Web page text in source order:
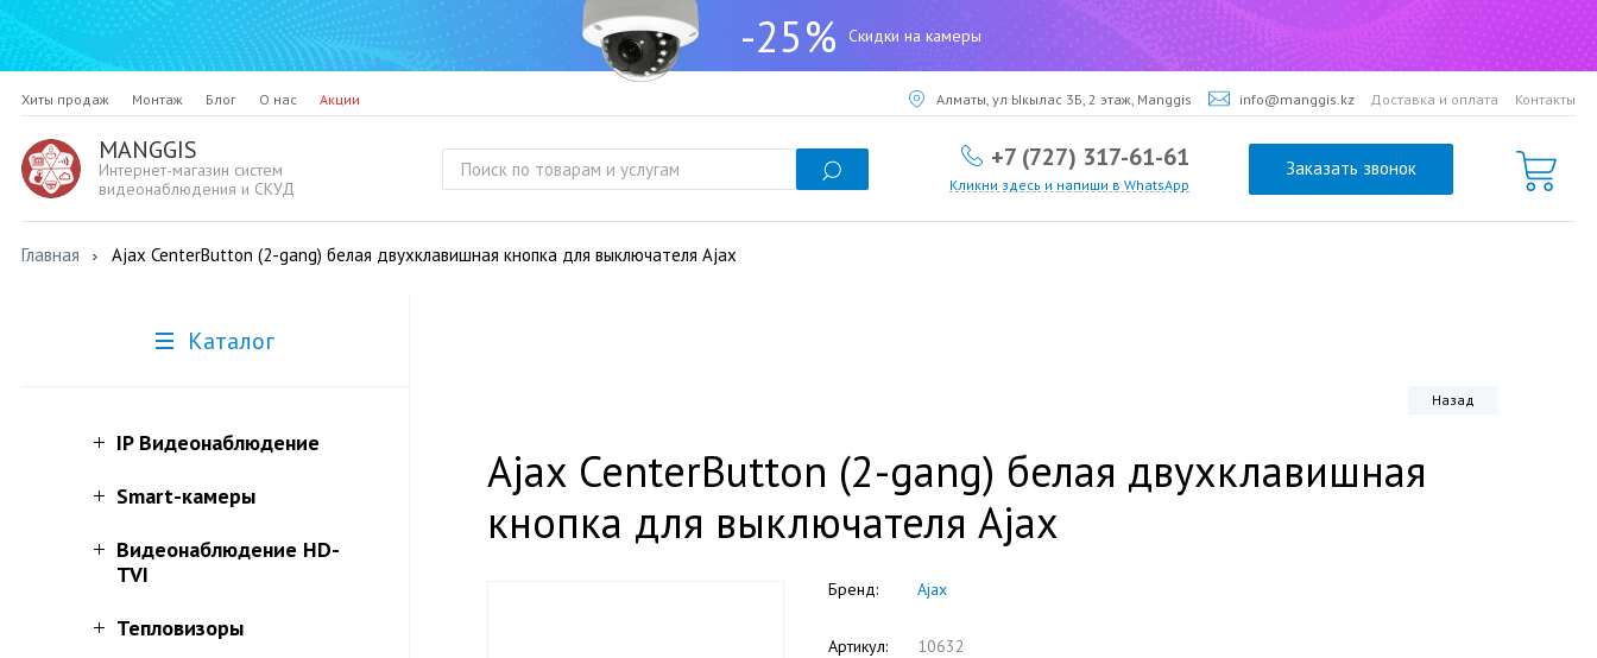
-25% Скидки на камеры
Хиты продаж Монтаж Блог О нас Акции Алматы, ул Ыкылас 3Б, 2 этаж, Manggis info@manggis.kz Доставка и оплата Контакты
MANGGIS
Интернет-магазин систем
видеонаблюдения и СКУД
+7 (727) 317-61-61
Кликни здесь и напиши в WhatsApp
Заказать звонок
Главная Ajax CenterButton (2-gang) белая двухклавишная кнопка для выключателя Ajax
Каталог
IP Видеонаблюдение
Smart-камеры
Видеонаблюдение HD-
TVI
Тепловизоры
Назад
Ajax CenterButton (2-gang) белая двухклавишная
кнопка для выключателя Ajax
Бренд: Ajax
Артикул: 10632